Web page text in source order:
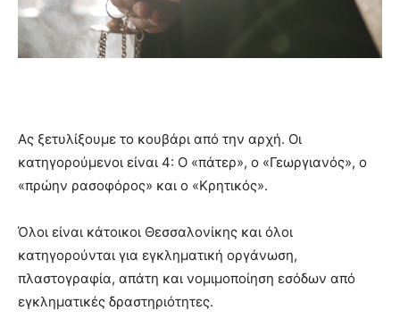
Ας ξετυλίξουμε το κουβάρι από την αρχή. Oι
κατηγορούμενοι είναι 4: Ο «πάτερ», ο «Γεωργιανός», ο
«πρώην ρασοφόρος» και ο «Κρητικός».
Όλοι είναι κάτοικοι Θεσσαλονίκης και όλοι
κατηγορούνται για εγκληματική οργάνωση,
πλαστογραφία, απάτη και νομιμοποίηση εσόδων από
εγκληματικές δραστηριότητες.